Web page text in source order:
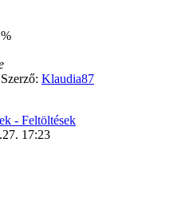
Szerző: Klaudia87
- Feltöltések
17:23